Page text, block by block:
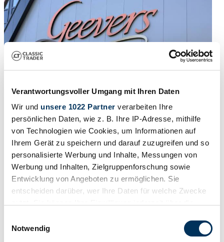
Verantwortungsvoller Umgang mit Ihren Daten
Wir und unsere 1022 Partner verarbeiten Ihre
persönlichen Daten, wie z. B. Ihre IP-Adresse, mithilfe
von Technologien wie Cookies, um Informationen auf
Ihrem Gerät zu speichern und darauf zuzugreifen und so
personalisierte Werbung und Inhalte, Messungen von
Werbung und Inhalten, Zielgruppenforschung sowie
Entwicklung von Angeboten zu ermöglichen. Sie
entscheiden darüber, wer Ihre Daten für welche Zwecke
Trigger Symbol ändern oder widerrufen
Notwendig
1956 | Mercedes-Benz 300 c
Mercedes Benz 300C Adenauer 4 deurs sedan
€ 14.5002 maanden geleden